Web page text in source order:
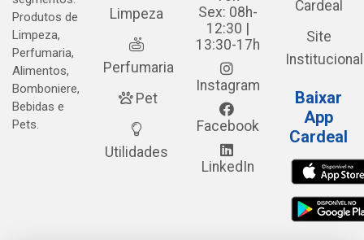
Produtos de
Limpeza,
Perfumaria,
Alimentos,
Bomboniere,
Bebidas e
Pets.
Limpeza
Perfumaria
Pet
Utilidades
Sex: 08h-
12:30 |
13:30-17h
Instagram
Facebook
LinkedIn
Cardeal
Site
Institucional
Baixar
App
Cardeal